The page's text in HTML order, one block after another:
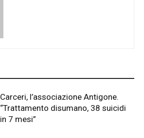
Carceri, l’associazione Antigone.
“Trattamento disumano, 38 suicidi
in 7 mesi”